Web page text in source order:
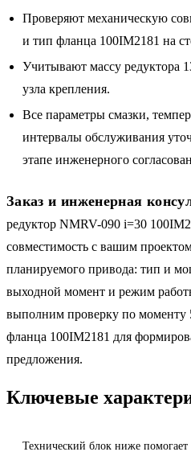
Проверяют механическую
и тип фланца 100IM2181 на
Учитывают массу редуктора
узла крепления.
Все параметры смазки,
интервалы обслуживания
этапе инженерного
Заказ и инженерная
редуктор NMRV-090 i=30
совместимость с вашим
планируемого привода: тип и
выходной момент и режим
выполним проверку по моменту
фланца 100IM2181 для
предложения.
Ключевые
Технический блок ниже помогает